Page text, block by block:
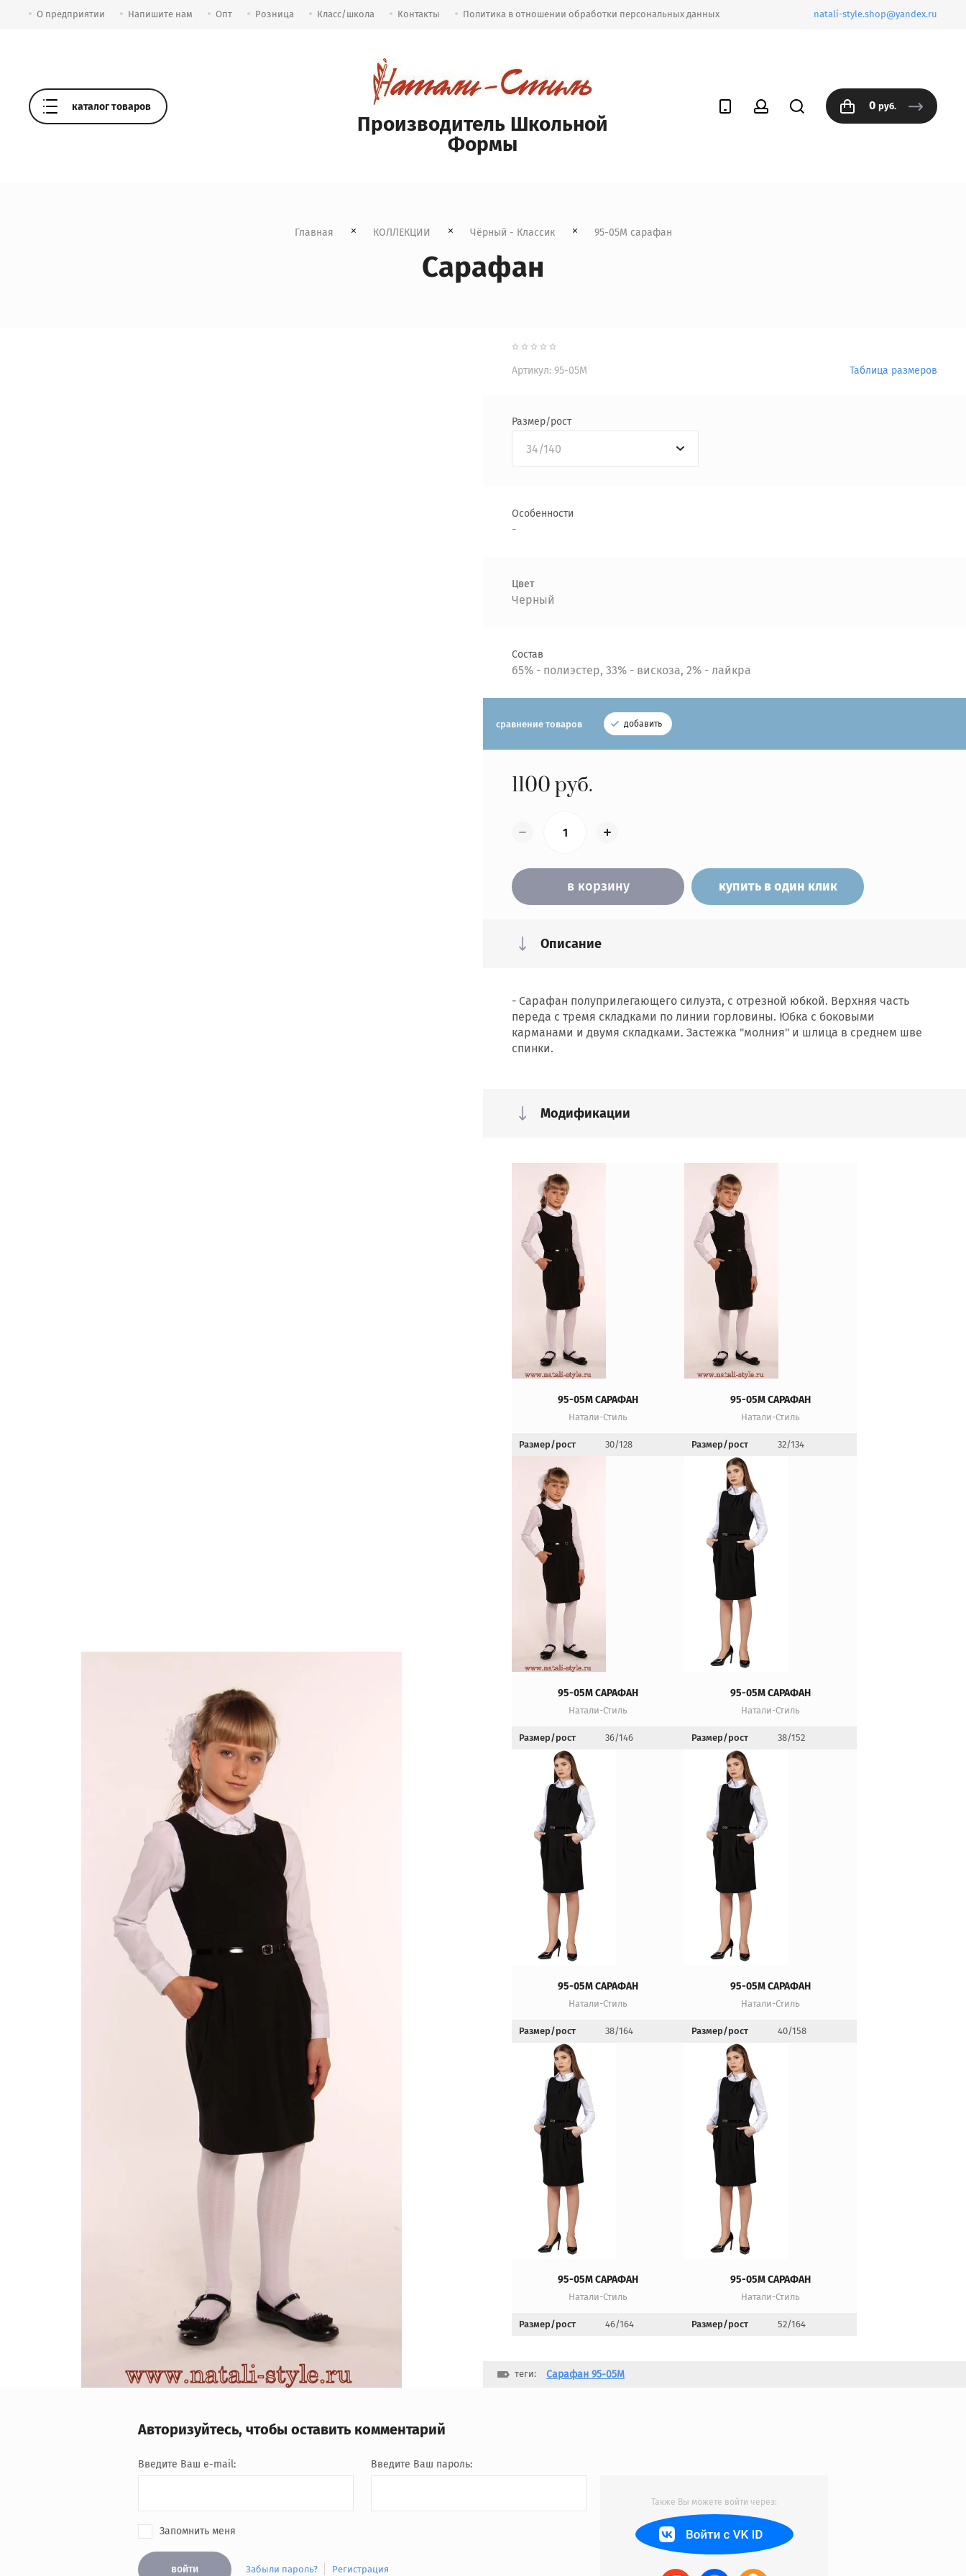
О предприятии Напишите нам Опт Розница Класс/школа Контакты Политика в отношении обработки персональных данных natali-style.shop@yandex.ru
каталог товаров
Производитель Школьной
Формы
0 руб.
Главная КОЛЛЕКЦИИ Чёрный - Классик
  95-05М сарафан
Сарафан
Артикул: 95-05М Таблица размеров
Размер/рост
34/140
Особенности
-
Цвет
Черный
Состав
65% - полиэстер, 33% - вискоза, 2% - лайкра
сравнение товаров добавить
1100 руб.
в корзину купить в один клик
Описание
- Сарафан полуприлегающего силуэта, с отрезной юбкой. Верхняя часть
переда с тремя складками по линии горловины. Юбка с боковыми
карманами и двумя складками. Застежка "молния" и шлица в среднем шве
спинки.
Модификации
95-05М САРАФАН
Натали-Стиль
Размер/рост 30/128
95-05М САРАФАН
Натали-Стиль
Размер/рост 32/134
95-05М САРАФАН
Натали-Стиль
Размер/рост 36/146
95-05М САРАФАН
Натали-Стиль
Размер/рост 38/152
95-05М САРАФАН
Натали-Стиль
Размер/рост 38/164
95-05М САРАФАН
Натали-Стиль
Размер/рост 40/158
95-05М САРАФАН
Натали-Стиль
Размер/рост 46/164
95-05М САРАФАН
Натали-Стиль
Размер/рост 52/164
теги: Сарафан 95-05М
Авторизуйтесь, чтобы оставить комментарий
Введите Ваш e-mail: Введите Ваш пароль:
Запомнить меня
войти Забыли пароль? Регистрация
Также Вы можете войти через: